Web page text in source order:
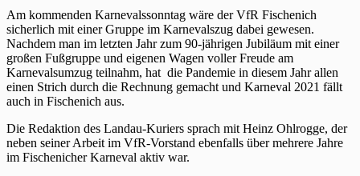
Am kommenden Karnevalssonntag wäre der VfR Fischenich
sicherlich mit einer Gruppe im Karnevalszug dabei gewesen.
Nachdem man im letzten Jahr zum 90-jährigen Jubiläum mit einer
großen Fußgruppe und eigenen Wagen voller Freude am
Karnevalsumzug teilnahm, hat die Pandemie in diesem Jahr allen
einen Strich durch die Rechnung gemacht und Karneval 2021 fällt
auch in Fischenich aus.
Die Redaktion des Landau-Kuriers sprach mit Heinz Ohlrogge, der
neben seiner Arbeit im VfR-Vorstand ebenfalls über mehrere Jahre
im Fischenicher Karneval aktiv war.